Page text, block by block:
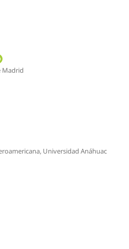
Madrid
Universidad Anáhuac